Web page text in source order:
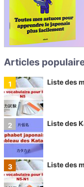
Articles
Liste des
Liste des
Liste des